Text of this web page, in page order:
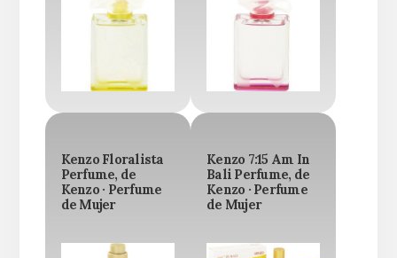
Kenzo Floralista
Perfume, de
Kenzo · Perfume
de Mujer
Kenzo 7:15 Am In
Bali Perfume, de
Kenzo · Perfume
de Mujer